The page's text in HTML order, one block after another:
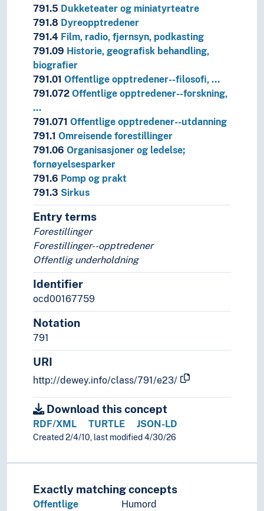
791.5 Dukketeater og miniatyrteatre
791.8 Dyreopptredener
791.4 Film, radio, fjernsyn, podkasting
791.09 Historie, geografisk behandling,
biografier
791.01 Offentlige opptredener--filosofi, …
791.072 Offentlige opptredener--forskning,
…
791.071 Offentlige opptredener--utdanning
791.1 Omreisende forestillinger
791.06 Organisasjoner og ledelse;
fornøyelsesparker
791.6 Pomp og prakt
791.3 Sirkus
Entry terms
Forestillinger
Forestillinger--opptredener
Offentlig underholdning
Identifier
ocd00167759
Notation
791
URI
http://dewey.info/class/791/e23/
Download this concept
RDF/XML TURTLE JSON-LD
Created 2/4/10, last modified 4/30/26
Exactly matching concepts
Offentlige
Humord